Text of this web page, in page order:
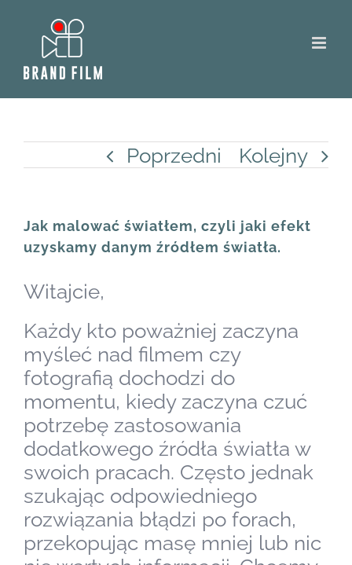
content
Poprzedni Kolejny
Jak malować światłem, czyli jaki efekt
uzyskamy danym źródłem światła.
Witajcie,
Każdy kto poważniej zaczyna
myśleć nad filmem czy
fotografią dochodzi do
momentu, kiedy zaczyna czuć
potrzebę zastosowania
dodatkowego źródła światła w
swoich pracach. Często jednak
szukając odpowiedniego
rozwiązania błądzi po forach,
przekopując masę mniej lub nic